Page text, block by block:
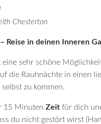
Chesterton
Reise in deinen Inneren
eine sehr schöne
die Rauhnächte in einen
zu kommen.
15 Minuten Zeit für dich
du nicht gestört wirst